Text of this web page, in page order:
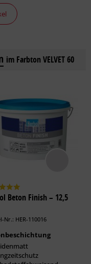
im Farbton VELVET 60
Beton Finish – 12,5
Nr.: HER-110016